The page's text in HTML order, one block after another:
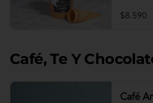
Incluye 2
$8.590
Café, Te Y
Café